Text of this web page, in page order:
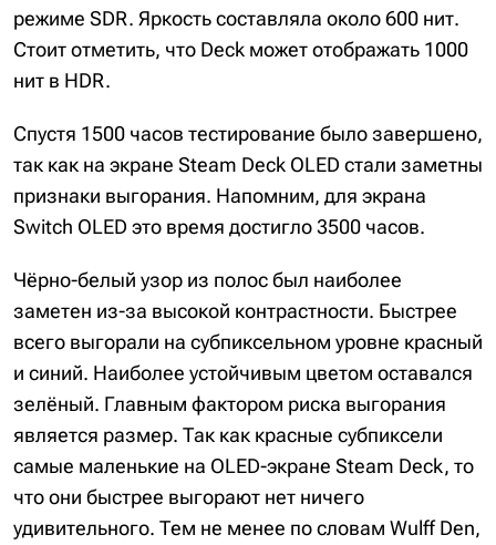
режиме SDR. Яркость составляла около 600 нит.
Стоит отметить, что Deck может отображать 1000
нит в HDR.
Спустя 1500 часов тестирование было завершено,
так как на экране Steam Deck OLED стали заметны
признаки выгорания. Напомним, для экрана
Switch OLED это время достигло 3500 часов.
Чёрно-белый узор из полос был наиболее
заметен из-за высокой контрастности. Быстрее
всего выгорали на субпиксельном уровне красный
и синий. Наиболее устойчивым цветом оставался
зелёный. Главным фактором риска выгорания
является размер. Так как красные субпиксели
самые маленькие на OLED-экране Steam Deck, то
что они быстрее выгорают нет ничего
удивительного. Тем не менее по словам Wulff Den,